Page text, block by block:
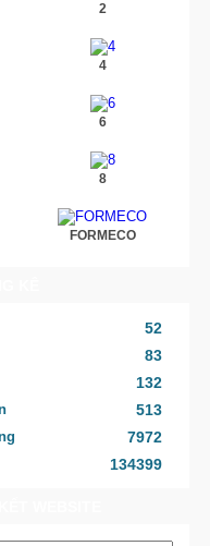
2
4
6
8
FORMECO
52
83
132
513
7972
134399